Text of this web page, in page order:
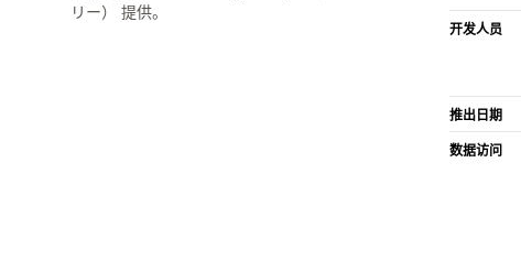
リー） 提供。
开发人员
推出日期
数据访问